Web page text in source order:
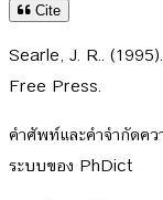
Cite
Searle, J. R.. (1995).
Free Press.
คำศัพท์และคำจำกัดค
ระบบของ PhDict